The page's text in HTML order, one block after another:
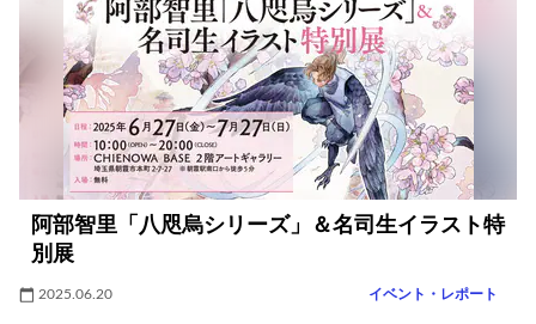
阿部智里「八咫烏シリーズ」＆名司生イラスト特
別展
2025.06.20 イベント・レポート